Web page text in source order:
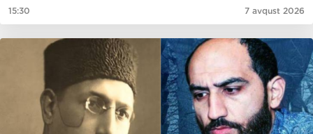
15:30 7 avqust 2026